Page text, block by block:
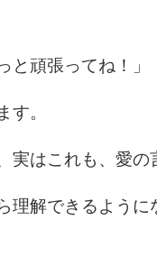
と頑張ってね！」
す。
実はこれも、愛の
理解できるように